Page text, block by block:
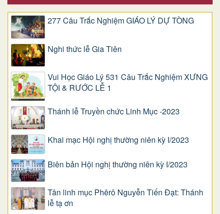
277 Câu Trắc Nghiệm GIÁO LÝ DỰ TÒNG
Nghi thức lễ Gia Tiên
Vui Học Giáo Lý 531 Câu Trắc Nghiệm XƯNG
TỘI & RƯỚC LỄ 1
Thánh lễ Truyền chức Linh Mục -2023
Khai mạc Hội nghị thường niên kỳ I/2023
Biên bản Hội nghị thường niên kỳ I/2023
Tân linh mục Phêrô Nguyễn Tiến Đạt: Thánh
lễ tạ ơn